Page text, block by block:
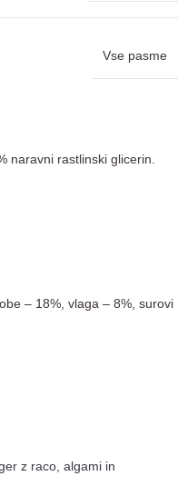
Vse pasme
naravni rastlinski glicerin.
– 18%, vlaga – 8%, surovi
z raco, algami in